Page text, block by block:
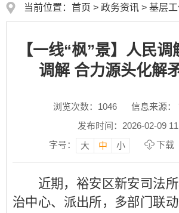
当前位置： 首页 > 政务资讯 > 基层
【一线“枫”景】人民
调解 合力源头化解
浏览次数： 1046
信息来源：
发布时间：2026-02-09
字号：
大 中 小 下载
近期，裕安区新安司法
治中心、派出所，多部门联